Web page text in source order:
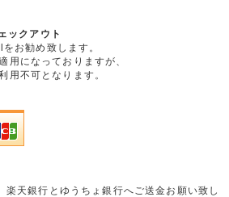
ックアウト
お勧め致します。
用になっておりますが、
用不可となります。
天銀行とゆうちょ銀行へご送金お願い致し